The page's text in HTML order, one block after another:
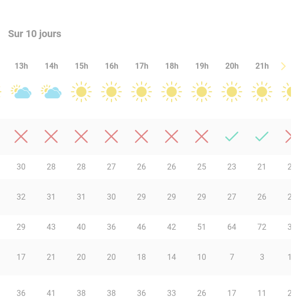
Sur 10 jours
13h 14h 15h 16h 17h 18h 19h 20h 21h 22h
30 28 28 27 26 26 25 23 21 23
32 31 31 30 29 29 29 27 26 22
29 43 40 36 46 42 51 64 72 30
17 21 20 20 18 14 10 7 3 15
36 41 38 38 36 33 26 17 11 24